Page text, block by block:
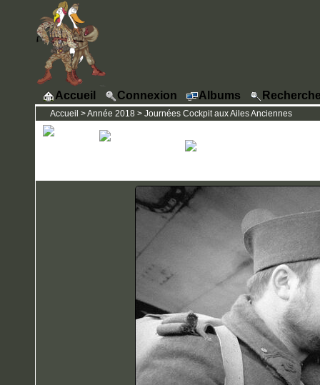
Accueil Connexion Albums
Accueil >Année 2018 > Journées Cockpit aux Ailes Anciennes